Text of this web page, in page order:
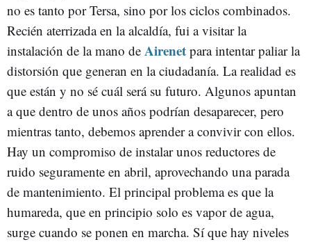
no es tanto por Tersa, sino por los ciclos combinados.
Recién aterrizada en la alcaldía, fui a visitar la
instalación de la mano de Airenet para intentar paliar la
distorsión que generan en la ciudadanía. La realidad es
que están y no sé cuál será su futuro. Algunos apuntan
a que dentro de unos años podrían desaparecer, pero
mientras tanto, debemos aprender a convivir con ellos.
Hay un compromiso de instalar unos reductores de
ruido seguramente en abril, aprovechando una parada
de mantenimiento. El principal problema es que la
humareda, que en principio solo es vapor de agua,
surge cuando se ponen en marcha. Sí que hay niveles